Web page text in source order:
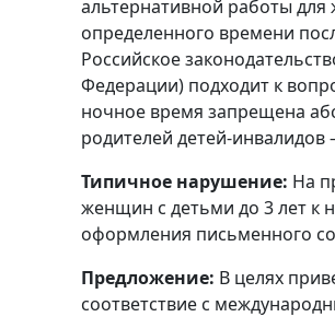
альтернативной работы
определенного времени
Российское
Федерации) подходит к
ночное время запрещена
родителей детей-
Типичное нарушение: На
женщин с детьми до 3 лет к
оформления письменного
Предложение: В целях
соответствие с